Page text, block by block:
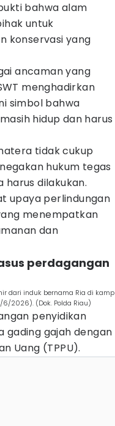
bahwa alam
untuk
konservasi yang
ancaman yang
menghadirkan
simbol bahwa
hidup dan harus
tidak cukup
hukum tegas
dilakukan.
upaya perlindungan
menempatkan
dan
perdagangan
dari induk bernama Ria di kamp
6/2026). (Dok. Polda Riau)
penyidikan
gading gajah dengan
Uang (TPPU).